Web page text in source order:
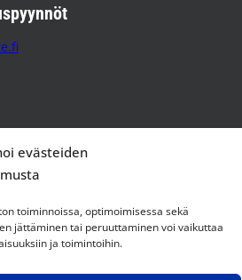
evästeiden
toiminnoissa, optimoimisessa sekä
jättäminen tai peruuttaminen voi vaikuttaa
ja toimintoihin.
»